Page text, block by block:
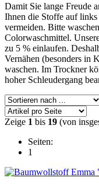
Damit Sie lange Freude
Ihnen die Stoffe auf
vermeiden. Bitte
Colorwaschmittel.
zu 5 % einlaufen.
Vernähen (besonders in
waschen. Im Trockner
hoher Schleudergang
Zeige 1 bis 19 (von
Seiten:
1